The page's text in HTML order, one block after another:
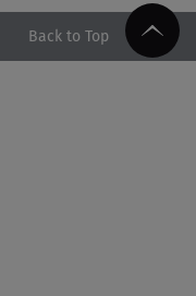
Back to Top